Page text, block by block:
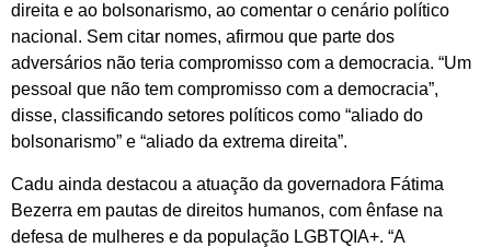
direita e ao bolsonarismo, ao comentar o cenário político
nacional. Sem citar nomes, afirmou que parte dos
adversários não teria compromisso com a democracia. “Um
pessoal que não tem compromisso com a democracia”,
disse, classificando setores políticos como “aliado do
bolsonarismo” e “aliado da extrema direita”.
Cadu ainda destacou a atuação da governadora Fátima
Bezerra em pautas de direitos humanos, com ênfase na
defesa de mulheres e da população LGBTQIA+. “A